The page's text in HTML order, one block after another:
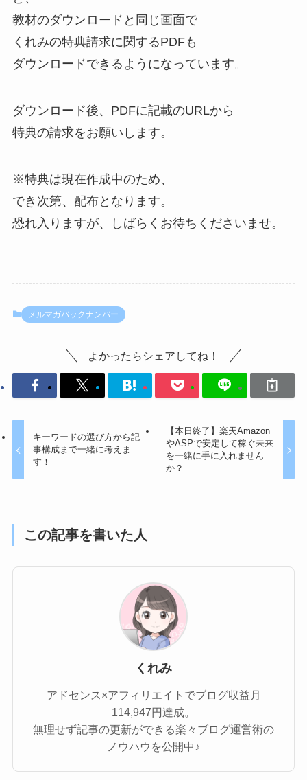
教材のダウンロードと同じ画面で
くれみの特典請求に関するPDFも
ダウンロードできるようになっています。
ダウンロード後、PDFに記載のURLから
特典の請求をお願いします。
※特典は現在作成中のため、
でき次第、配布となります。
恐れ入りますが、しばらくお待ちくださいませ。
メルマガバックナンバー
よかったらシェアしてね！
キーワードの選び方から記
事構成まで一緒に考えま
す！
【本日終了】楽天Amazon
やASPで安定して稼ぐ未来
を一緒に手に入れません
か？
この記事を書いた人
くれみ
アドセンス×アフィリエイトでブログ収益月
114,947円達成。
無理せず記事の更新ができる楽々ブログ運営術の
ノウハウを公開中♪